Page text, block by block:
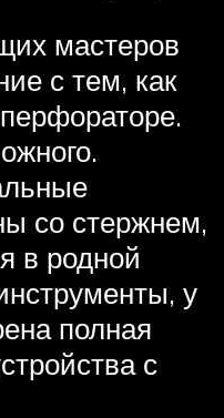
мастеров
с тем, как
со стержнем,
в родной
у
полная
с